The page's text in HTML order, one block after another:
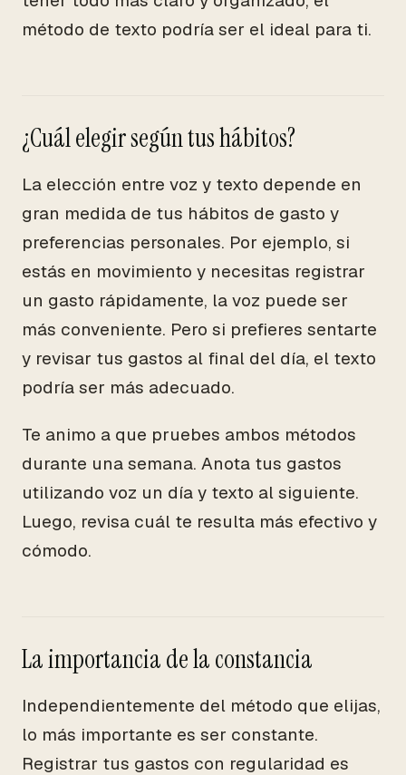
método de texto podría ser el ideal para ti.
¿Cuál elegir según tus hábitos?
La elección entre voz y texto depende en
gran medida de tus hábitos de gasto y
preferencias personales. Por ejemplo, si
estás en movimiento y necesitas registrar
un gasto rápidamente, la voz puede ser
más conveniente. Pero si prefieres sentarte
y revisar tus gastos al final del día, el texto
podría ser más adecuado.
Te animo a que pruebes ambos métodos
durante una semana. Anota tus gastos
utilizando voz un día y texto al siguiente.
Luego, revisa cuál te resulta más efectivo y
cómodo.
La importancia de la constancia
Independientemente del método que elijas,
lo más importante es ser constante.
Registrar tus gastos con regularidad es